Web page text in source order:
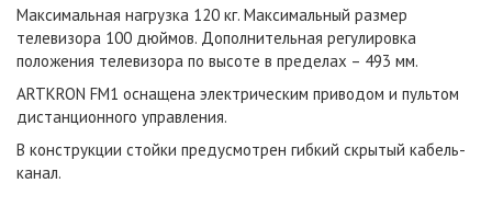
Максимальная нагрузка 120 кг. Максимальный размер
телевизора 100 дюймов. Дополнительная регулировка
положения телевизора по высоте в пределах – 493 мм.
ARTKRON FM1 оснащена электрическим приводом и пультом
дистанционного управления.
В конструкции стойки предусмотрен гибкий скрытый кабель-
канал.